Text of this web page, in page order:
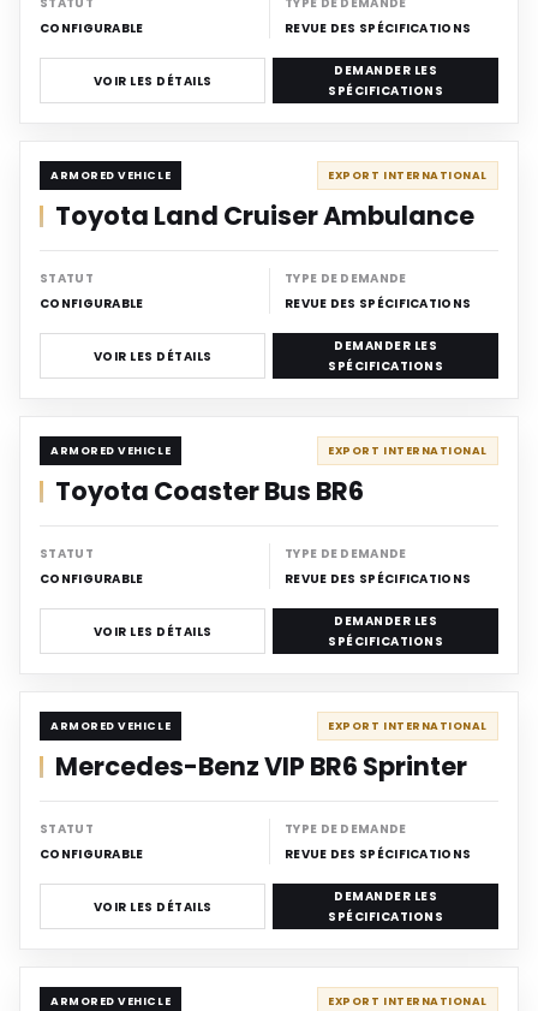
CONFIGURABLE
REVUE DES SPÉCIFICATIONS
VOIR LES DÉTAILS
DEMANDER LES
SPÉCIFICATIONS
ARMORED
ARMORED VEHICLE EXPORT INTERNATIONAL
Toyota Land Cruiser Ambulance
STATUT
CONFIGURABLE
TYPE DE DEMANDE
REVUE DES SPÉCIFICATIONS
VOIR LES DÉTAILS
DEMANDER LES
SPÉCIFICATIONS
ARMORED
ARMORED VEHICLE EXPORT INTERNATIONAL
Toyota Coaster Bus BR6
STATUT
CONFIGURABLE
TYPE DE DEMANDE
REVUE DES SPÉCIFICATIONS
VOIR LES DÉTAILS
DEMANDER LES
SPÉCIFICATIONS
ARMORED
ARMORED VEHICLE EXPORT INTERNATIONAL
Mercedes-Benz VIP BR6 Sprinter
STATUT
CONFIGURABLE
TYPE DE DEMANDE
REVUE DES SPÉCIFICATIONS
VOIR LES DÉTAILS
DEMANDER LES
SPÉCIFICATIONS
ARMORED
ARMORED VEHICLE EXPORT INTERNATIONAL